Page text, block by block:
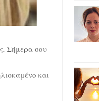
Σήμερα σου
και
σκηνικό